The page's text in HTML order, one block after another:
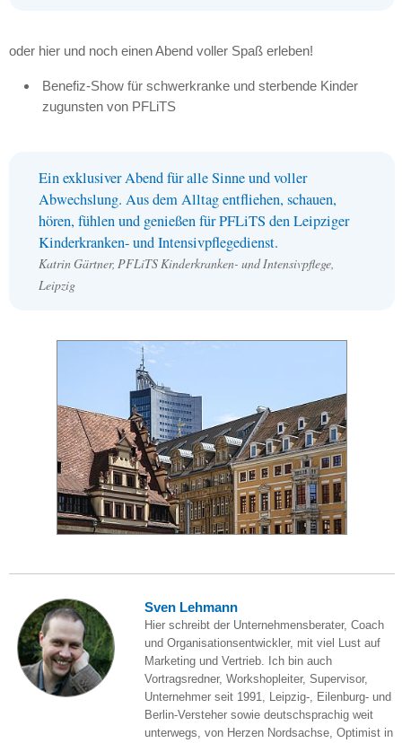
oder hier und noch einen Abend voller Spaß erleben!
Benefiz-Show für schwerkranke und sterbende Kinder
zugunsten von PFL iTS
Ein exklusiver Abend für alle Sinne und voller
Abwechslung. Aus dem Alltag entfliehen, schauen,
hören, fühlen und genießen fürPFLiTS den Leipziger
Kinderkranken- und Intensivpflegedienst.
Katrin Gärtner, PFLiTS Kinderkranken- und Intensivpflege,
Leipzig
Sven Lehmann
Hier schreibt der Unternehmensberater, Coach
und Organisationsentwickler, mit viel Lust auf
Marketing und Vertrieb. Ich bin auch
Vortragsredner, Workshopleiter, Supervisor,
Unternehmer seit 1991, Leipzig-, Eilenburg- und
Berlin-Versteher sowie deutschsprachig weit
unterwegs, von Herzen Nordsachse, Optimist in